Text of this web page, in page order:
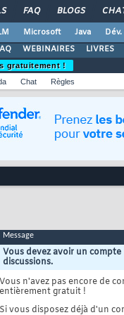
FAQ BLOGS
Microsoft Java
WEBINAIRES LIVRES
gratuitement !
Chat Règles
Message
Vous devez avoir un
discussions.
Vous n'avez pas encore de
entièrement gratuit !
Si vous disposez déjà d'un